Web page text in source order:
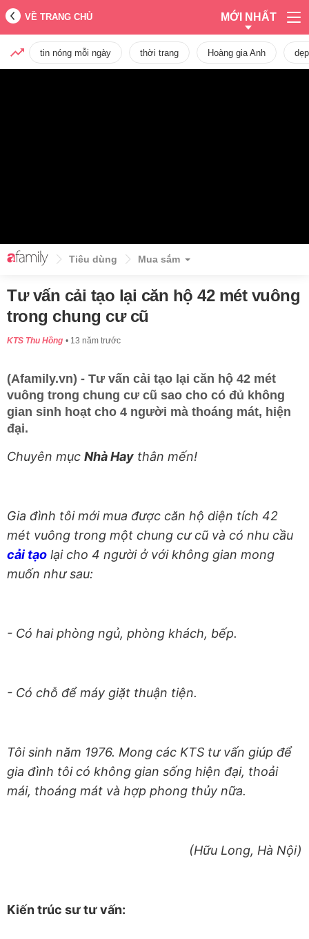
VỀ TRANG CHỦ MỚI NHẤT
tin nóng mỗi ngày thời trang Hoàng gia Anh dẹp
Tiêu dùng Mua sắm
Tư vấn cải tạo lại căn hộ 42 mét vuông
trong chung cư cũ
KTS Thu Hồng 13 năm trước
(Afamily.vn) - Tư vấn cải tạo lại căn hộ 42 mét
vuông trong chung cư cũ sao cho có đủ không
gian sinh hoạt cho 4 người mà thoáng mát, hiện
đại.
Chuyên mục Nhà Hay thân mến!
Gia đình tôi mới mua được căn hộ diện tích 42
mét vuông trong một chung cư cũ và có nhu cầu
cải tạo lại cho 4 người ở với không gian mong
muốn như sau:
- Có hai phòng ngủ, phòng khách, bếp.
- Có chỗ để máy giặt thuận tiện.
Tôi sinh năm 1976. Mong các KTS tư vấn giúp để
gia đình tôi có không gian sống hiện đại, thoải
mái, thoáng mát và hợp phong thủy nữa.
(Hữu Long, Hà Nội)
Kiến trúc sư tư vấn: